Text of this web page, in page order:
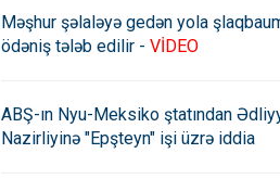
Məşhur şəlaləyə gedən yola
ödəniş tələb edilir - VİDEO
ABŞ-ın Nyu-Meksiko ştatından
Nazirliyinə "Epşteyn" işi üzrə iddia